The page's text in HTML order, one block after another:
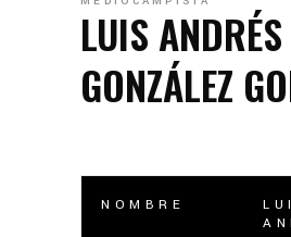
LUIS ANDRÉS
GONZÁLEZ
NOMBRE